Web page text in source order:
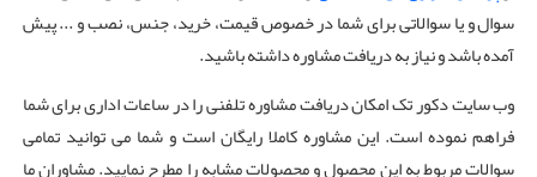
سوال و یا سوالاتی برای شما در خصوص قیمت، خرید، جنس، نصب و ... پیش
آمده باشد و نیاز به دریافت مشاوره داشته باشید.
وب سایت دکور تک امکان دریافت مشاوره تلفنی را در ساعات اداری برای شما
فراهم نموده است. این مشاوره کاملا رایگان است و شما می توانید تمامی
سوالات مربوط به این محصول و محصولات مشابه را مطرح نمایید. مشاوران ما